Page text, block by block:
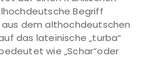
Begriff
dem althochdeutschen
das lateinische „turba“
wie „Schar“oder